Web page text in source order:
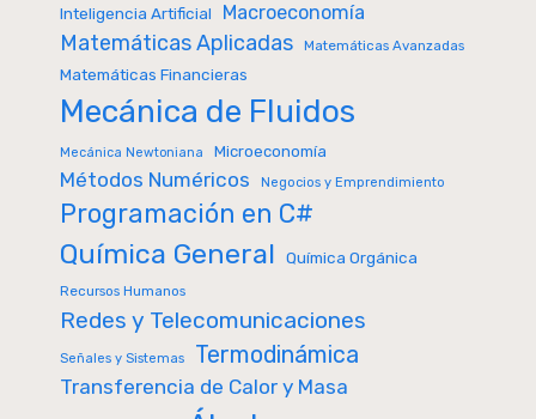
Inteligencia Artificial
Macroeconomía
Matemáticas Aplicadas Matemáticas Avanzadas
Matemáticas Financieras
Mecánica de Fluidos
Mecánica Newtoniana Microeconomía
Métodos Numéricos Negocios y Emprendimiento
Programación en C#
Química General Química Orgánica
Recursos Humanos
Redes y Telecomunicaciones
Señales y Sistemas Termodinámica
Transferencia de Calor y Masa